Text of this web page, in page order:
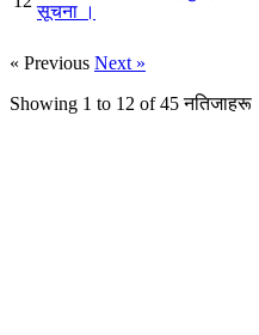
सूचना ।
« Previous Next »
Showing 1 to 12 of45नतिजाहरू